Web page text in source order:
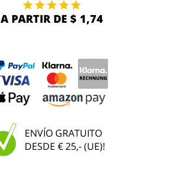
A PARTIR DE $ 1,74
ENVÍO GRATUITO
DESDE € 25,- (UE)!